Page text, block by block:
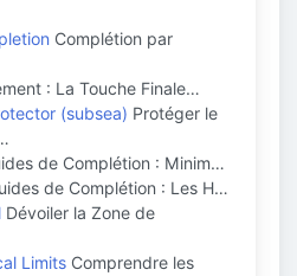
Complétion par
: La Touche Finale…
(subsea) Protéger le
de Complétion : Minim…
de Complétion : Les H…
Dévoiler la Zone de
Limits Comprendre les